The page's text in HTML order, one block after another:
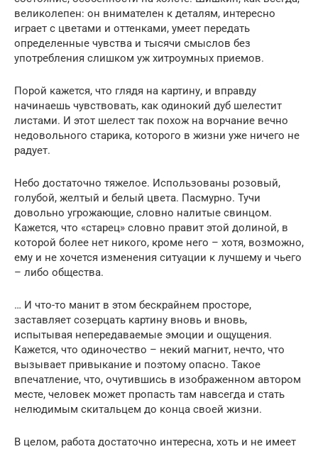
великолепен: он внимателен к деталям, интересно
играет с цветами и оттенками, умеет передать
определенные чувства и тысячи смыслов без
употребления слишком уж хитроумных приемов.
Порой кажется, что глядя на картину, и вправду
начинаешь чувствовать, как одинокий дуб шелестит
листами. И этот шелест так похож на ворчание вечно
недовольного старика, которого в жизни уже ничего не
радует.
Небо достаточно тяжелое. Использованы розовый,
голубой, желтый и белый цвета. Пасмурно. Тучи
довольно угрожающие, словно налитые свинцом.
Кажется, что «старец» словно правит этой долиной, в
которой более нет никого, кроме него – хотя, возможно,
ему и не хочется изменения ситуации к лучшему и чьего
– либо общества.
… И что-то манит в этом бескрайнем просторе,
заставляет созерцать картину вновь и вновь,
испытывая непередаваемые эмоции и ощущения.
Кажется, что одиночество – некий магнит, нечто, что
вызывает привыкание и поэтому опасно. Такое
впечатление, что, очутившись в изображенном автором
месте, человек может пропасть там навсегда и стать
нелюдимым скитальцем до конца своей жизни.
В целом, работа достаточно интересна, хоть и не имеет